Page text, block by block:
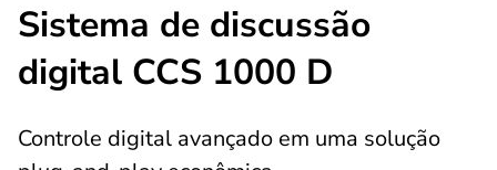
Sistema de discussão
digital CCS 1000 D
Controle digital avançado em uma solução